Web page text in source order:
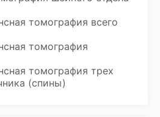
томография всего
томография
томография трех
(спины)